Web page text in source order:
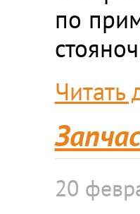
по
Читать
20